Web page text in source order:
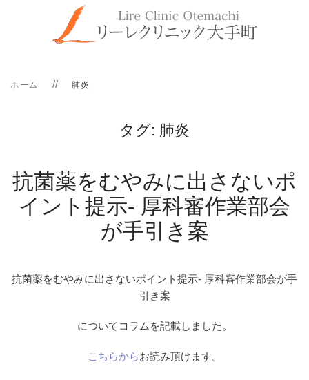
ホーム 肺炎
タグ: 肺炎
抗菌薬をむやみに出さないポ
イント提示- 厚科審作業部会
が手引き案
抗菌薬をむやみに出さないポイント提示- 厚科審作業部会が手
引き案
についてコラムを記載しました。
こちらからお読み頂けます。